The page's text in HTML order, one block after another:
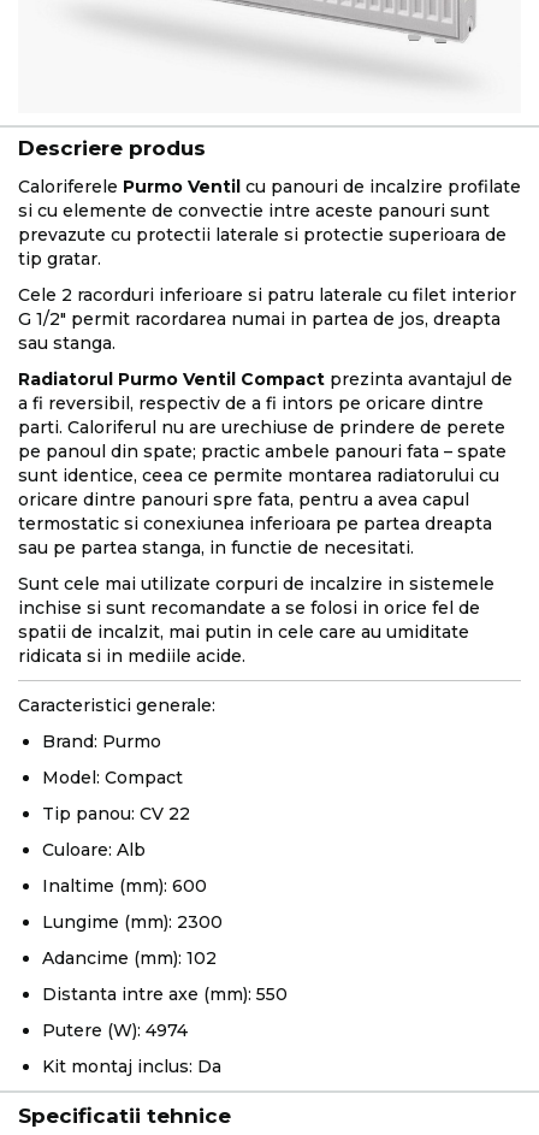
Descriere produs
Caloriferele Purmo Ventil cu panouri de incalzire profilate
si cu elemente de convectie intre aceste panouri sunt
prevazute cu protectii laterale si protectie superioara de
tip gratar.
Cele 2 racorduri inferioare si patru laterale cu filet interior
G 1/2" permit racordarea numai in partea de jos, dreapta
sau stanga.
Radiatorul Purmo Ventil Compact prezinta avantajul de
a fi reversibil, respectiv de a fi intors pe oricare dintre
parti. Caloriferul nu are urechiuse de prindere de perete
pe panoul din spate; practic ambele panouri fata – spate
sunt identice, ceea ce permite montarea radiatorului cu
oricare dintre panouri spre fata, pentru a avea capul
termostatic si conexiunea inferioara pe partea dreapta
sau pe partea stanga, in functie de necesitati.
Sunt cele mai utilizate corpuri de incalzire in sistemele
inchise si sunt recomandate a se folosi in orice fel de
spatii de incalzit, mai putin in cele care au umiditate
ridicata si in mediile acide.
Caracteristici generale:
Brand: Purmo
Model: Compact
Tip panou: CV 22
Culoare: Alb
Inaltime (mm): 600
Lungime (mm): 2300
Adancime (mm): 102
Distanta intre axe (mm): 550
Putere (W): 4974
Kit montaj inclus: Da
Specificatii tehnice